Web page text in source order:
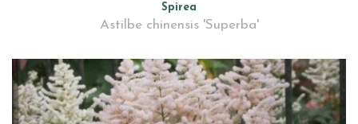
Spirea
Astilbe chinensis 'Superba'